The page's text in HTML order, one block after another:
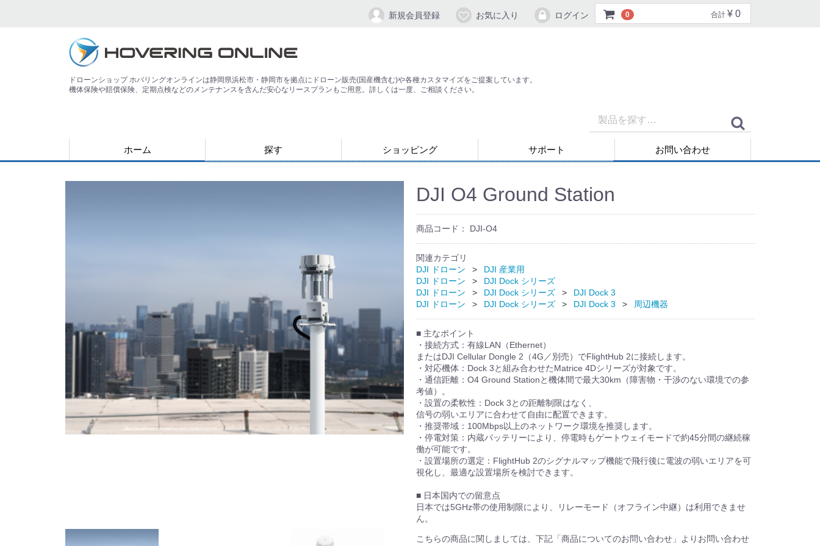
0 合計 ¥ 0
新規会員登録 お気に入り ログイン
ドローンショップ ホバリングオンラインは静岡県浜松市・静岡市を拠点にドローン販売(国産機含む)や各種カスタマイズをご提案しています。
機体保険や賠償保険、定期点検などのメンテナンスを含んだ安心なリースプランもご用意。詳しくは一度、ご相談ください。
ホーム 探す
用途で探す
運搬
害獣
警備
災害
農業
検査・点検
測量
測量（PPK対応）
教育
空撮
練習
登録講習機関
その他
ジャンルで探す
ショッピング
お支払い・発送について
サポート
会員登録手順
パスワードの再発行
よくある質問
退会方法
お問い合わせ
DJI O4 Ground Station
商品コード： DJI-O4
関連カテゴリ
DJI ドローン
DJI 産業用
DJI ドローン
DJI Dock シリーズ
DJI ドローン
DJI Dock シリーズ
DJI Dock 3
DJI ドローン
DJI Dock シリーズ DJI Dock 3 周辺機器
■ 主なポイント
・接続方式：有線LAN（Ethernet）
またはDJI Cellular Dongle 2（4G／別売）でFlightHub 2に接続します。
・対応機体：Dock 3と組み合わせたMatrice 4Dシリーズが対象です。
・通信距離：O4 Ground Stationと機体間で最大30km（障害物・干渉のない環境での参
考値）。
・設置の柔軟性：Dock 3との距離制限はなく、
信号の弱いエリアに合わせて自由に配置できます。
・推奨帯域：100Mbps以上のネットワーク環境を推奨します。
・停電対策：内蔵バッテリーにより、停電時もゲートウェイモードで約45分間の継続稼
働が可能です。
・設置場所の選定：FlightHub 2のシグナルマップ機能で飛行後に電波の弱いエリアを可
視化し、最適な設置場所を検討できます。
■ 日本国内での留意点
日本では5GHz帯の使用制限により、リレーモード（オフライン中継）は利用できませ
ん。
こちらの商品に関しましては、下記「商品についてのお問い合わせ」よりお問い合わせ